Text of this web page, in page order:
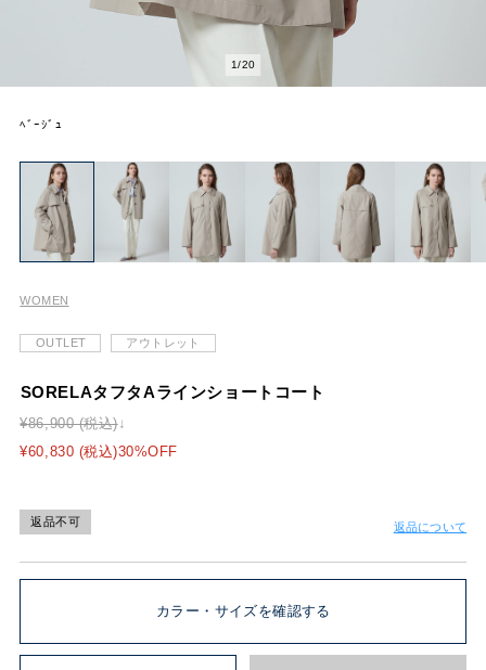
1/20
ﾍﾞｰｼﾞｭ
WOMEN
OUTLET アウトレット
SORELAタフタAラインショートコート
¥86,900 (税込)
¥60,830 (税込)30%OFF
返品不可 返品について
カラー・サイズを確認する